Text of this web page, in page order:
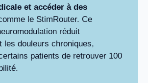
et accéder à des
le StimRouter. Ce
réduit
les douleurs chroniques,
patients de retrouver 100